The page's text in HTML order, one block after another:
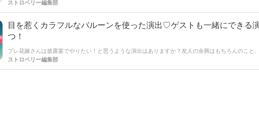
ストロベリー編集部
目を惹くカラフルなバルーンを使った演出♡ゲストも一緒にできる
つ！
プレ花嫁さんは披露宴でやりたい！と思うような演出はありますか？友人の余興はもちろんのこと
ストをあっ！と驚かせたいプレ花嫁さんもいらっしゃるはず！プランナーさんからいろんな提案を
ストロベリー編集部